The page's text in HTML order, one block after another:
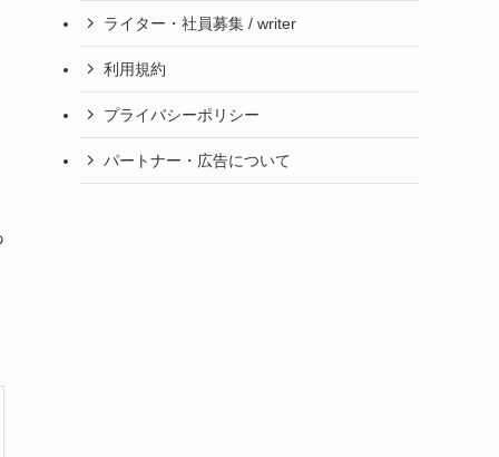
ライター・社員募集 / writer
利用規約
プライバシーポリシー
パートナー・広告について